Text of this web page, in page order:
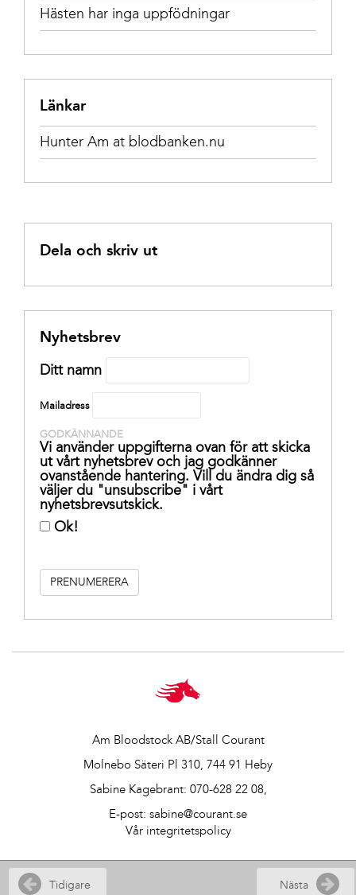
Hästen har inga uppfödningar
Länkar
Hunter Am at blodbanken.nu
Dela och skriv ut
Nyhetsbrev
Ditt namn
Mailadress
GODKÄNNANDE
Vi använder uppgifterna ovan för att skicka
ut vårt nyhetsbrev och jag godkänner
ovanstående hantering. Vill du ändra dig så
väljer du "unsubscribe" i vårt
nyhetsbrevsutskick.
Ok!
Tidigare Nästa
Am Bloodstock AB/Stall Courant
Molnebo Säteri Pl 310, 744 91 Heby
Sabine Kagebrant: 070-628 22 08,
E-post: sabine@courant.se
Vår integritetspolicy